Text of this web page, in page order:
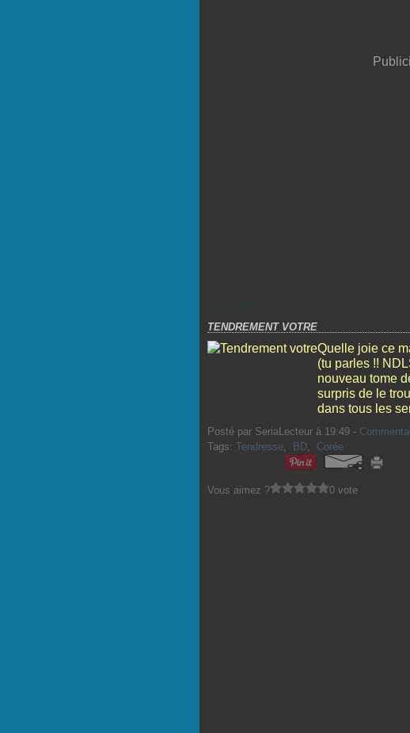
TENDREMENT VOTRE
Quelle joie ce
(tu parles !!
nouveau tome
surpris de le
dans tous les
Posté par SeriaLecteur à 19:49 -
Tags: Tendresse, BD, Corée
Vous aimez ? 0 vote